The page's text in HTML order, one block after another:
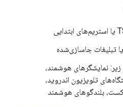
تبلیغات جاسازی‌شده
نمایشگرهای هوشمند،
تلویزیون اندروید،
بلندگوهای هوشمند